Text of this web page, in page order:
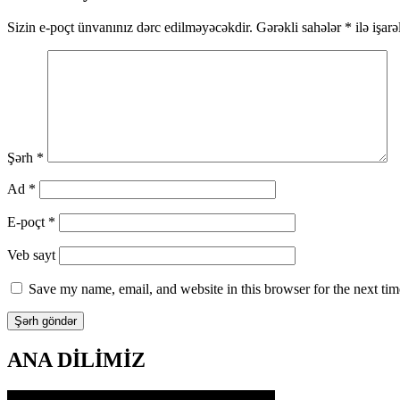
naviqasiya
Sizin e-poçt ünvanınız dərc edilməyəcəkdir. Gərəkli sahələr * ilə
Şərh *
Ad *
E-poçt *
Veb sayt
Save my name, email, and website in this browser for the next
ANA DİLİMİZ